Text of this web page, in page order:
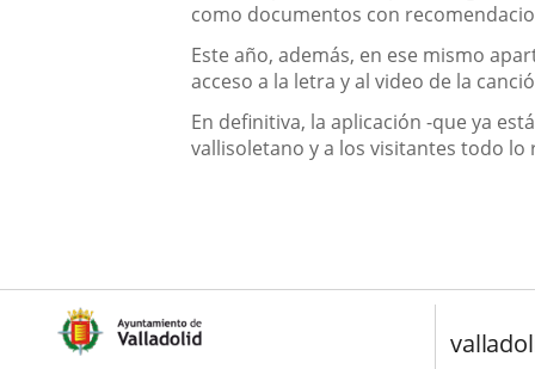
como documentos con
Este año, además, en ese mismo
acceso a la letra y al video de la
En definitiva, la aplicación -que ya
vallisoletano y a los visitantes todo lo